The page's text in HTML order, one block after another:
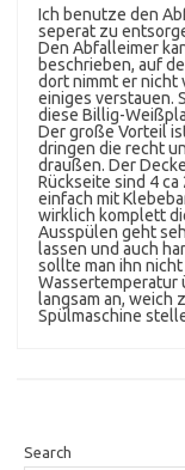
Ich benutze den
seperat zu
Den Abfalleimer
beschrieben, auf
dort nimmt er nicht
einiges verstauen.
diese Billig-
Der große Vorteil
dringen die recht
draußen. Der
Rückseite sind 4
einfach mit
wirklich komplett
Ausspülen geht
lassen und auch
sollte man ihn nicht
Wassertemperatur
langsam an, weich
Spülmaschine
Search